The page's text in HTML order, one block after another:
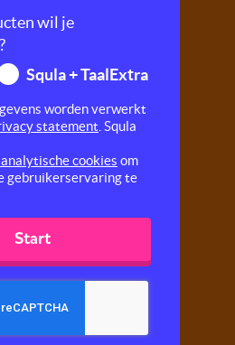
door Dieuwertje Blok
verhaal verteld over het
wil je
Squla + TaalExtra
worden verwerkt
statement . Squla
cookies om
gebruikerservaring te
Start